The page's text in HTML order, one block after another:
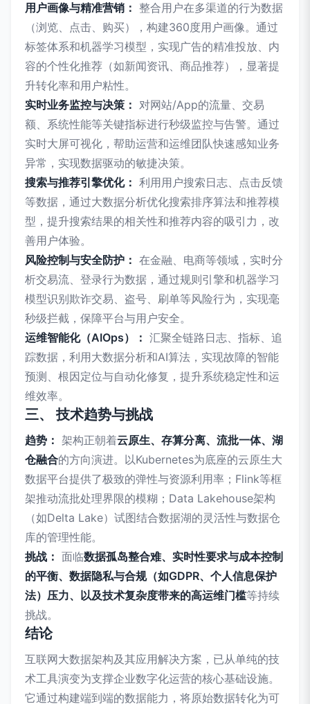
用户画像与精准营销： 整合用户在多渠道的行为数据
（浏览、点击、购买），构建360度用户画像。通过
标签体系和机器学习模型，实现广告的精准投放、内
容的个性化推荐（如新闻资讯、商品推荐），显著提
升转化率和用户粘性。
实时业务监控与决策： 对网站/App的流量、交易
额、系统性能等关键指标进行秒级监控与告警。通过
实时大屏可视化，帮助运营和运维团队快速感知业务
异常，实现数据驱动的敏捷决策。
搜索与推荐引擎优化： 利用用户搜索日志、点击反馈
等数据，通过大数据分析优化搜索排序算法和推荐模
型，提升搜索结果的相关性和推荐内容的吸引力，改
善用户体验。
风险控制与安全防护： 在金融、电商等领域，实时分
析交易流、登录行为数据，通过规则引擎和机器学习
模型识别欺诈交易、盗号、刷单等风险行为，实现毫
秒级拦截，保障平台与用户安全。
运维智能化（AIOps）： 汇聚全链路日志、指标、追
踪数据，利用大数据分析和AI算法，实现故障的智能
预测、根因定位与自动化修复，提升系统稳定性和运
维效率。
三、 技术趋势与挑战
趋势： 架构正朝着云原生、存算分离、流批一体、湖
仓融合的方向演进。以Kubernetes为底座的云原生大
数据平台提供了极致的弹性与资源利用率；Flink等框
架推动流批处理界限的模糊；Data Lakehouse架构
（如Delta Lake）试图结合数据湖的灵活性与数据仓
库的管理性能。
挑战： 面临数据孤岛整合难、实时性要求与成本控制
的平衡、数据隐私与合规（如GDPR、个人信息保护
法）压力、以及技术复杂度带来的高运维门槛等持续
挑战。
结论
互联网大数据架构及其应用解决方案，已从单纯的技
术工具演变为支撑企业数字化运营的核心基础设施。
它通过构建端到端的数据能力，将原始数据转化为可